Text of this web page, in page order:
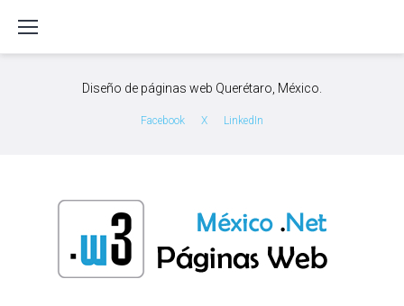
i
Diseño de páginas web Querétaro, México.
Facebook X LinkedIn